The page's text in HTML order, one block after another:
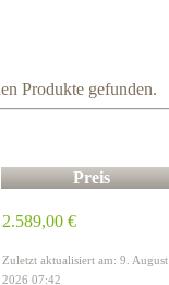
Produkte gefunden.
Preis
2.589,00 €
Zuletzt aktualisiert am: 9. August
2026 07:42